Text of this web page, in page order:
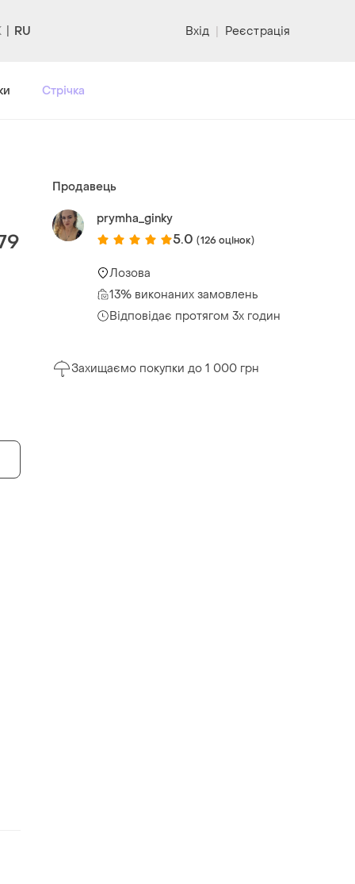
RU Вхід | Реєстрація
Стрічка
Продавець
prymha_ginky
5.0 (126 оцінок)
Лозова
13% виконаних замовлень
Відповідає протягом 3х годин
Захищаємо покупки до 1 000 грн